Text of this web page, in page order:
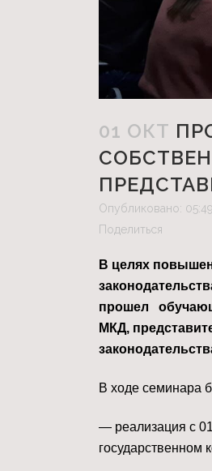
01 ОКТ
Опубликовано: 05:49
Поделиться
В целях
прошел
МКД,
В ходе семинара
— реализация с
государственном